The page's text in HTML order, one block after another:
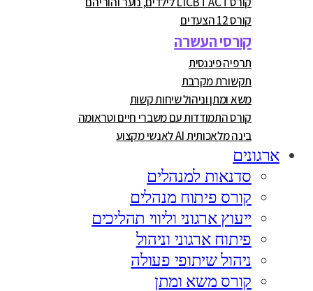
קורס 12 הצעדים
קורסי העשרה
תרפיה פיננסית
תקשורת מקרבת
משא ומתן וניהול שיחות קשות
קורס התמודדות עם משברי חיים וטראומה
בינה מלאכותית AI לאנשי מקצוע
ארגונים
סדנאות למנהלים
קורס פיתוח מנהלים
ייעוץ ארגוני וליווי תהליכים
פיתוח ארגוני וניהול
ניהול שיתופי פעולה
קורס משא ומתן